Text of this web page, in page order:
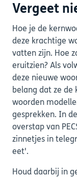
Vergeet
Hoe je de
deze krachtige
vatten zijn. Hoe
eruitzien? Als
deze nieuwe
belang dat ze de
woorden
gesprekken. In
overstap van
zinnetjes in
eet'.
Houd daarbij in